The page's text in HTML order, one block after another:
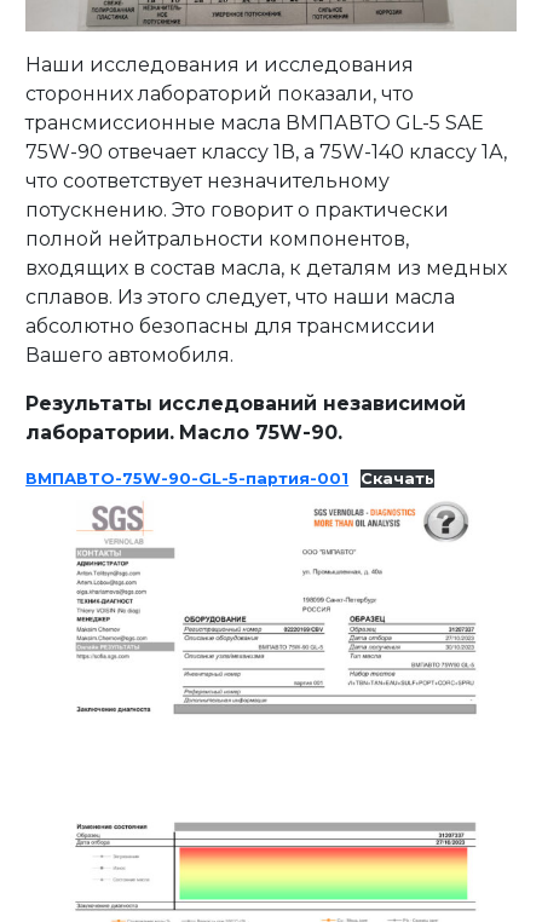
Наши исследования и исследования
сторонних лабораторий показали, что
трансмиссионные масла ВМПАВТО GL-5 SAE
75W-90 отвечает классу 1В, а 75W-140 классу 1А,
что соответствует незначительному
потускнению. Это говорит о практически
полной нейтральности компонентов,
входящих в состав масла, к деталям из медных
сплавов. Из этого следует, что наши масла
абсолютно безопасны для трансмиссии
Вашего автомобиля.
Результаты исследований независимой
лаборатории. Масло 75W-90.
ВМПАВТО-75W-90-GL-5-партия-001 Скачать